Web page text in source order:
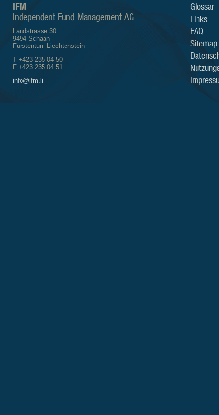
IFM
Independent Fund Management AG
Landstrasse 30
9494 Schaan
Fürstentum Liechtenstein
T +423 235 04 50
F +423 235 04 51
info@ifm.li
Glossar
Links
FAQ
Sitemap